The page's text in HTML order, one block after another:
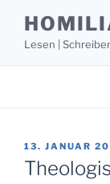
Inhalt
springen
Lesen |
AM
13. JANUAR